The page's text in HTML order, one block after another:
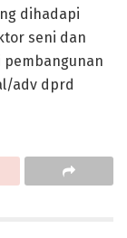
dihadapi
seni dan
adv dprd